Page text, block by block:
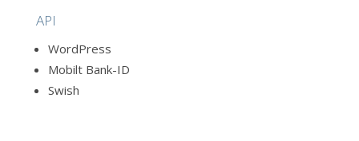
API
WordPress
Mobilt Bank-ID
Swish